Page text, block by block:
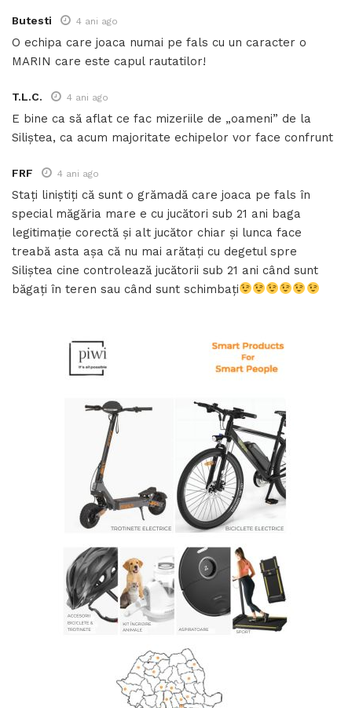
Butesti 4 ani ago
O echipa care joaca numai pe fals cu un caracter o
MARIN care este capul rautatilor!
T.L.C. 4 ani ago
E bine ca să aflat ce fac mizeriile de „oameni” de la
Siliștea, ca acum majoritate echipelor vor face confrunt
FRF 4 ani ago
Stați liniștiți că sunt o grămadă care joaca pe fals în
special măgăria mare e cu jucători sub 21 ani baga
legitimație corectă și alt jucător chiar și lunca face
treabă asta așa că nu mai arătați cu degetul spre
Siliștea cine controlează jucătorii sub 21 ani când sunt
băgați în teren sau când sunt schimbați